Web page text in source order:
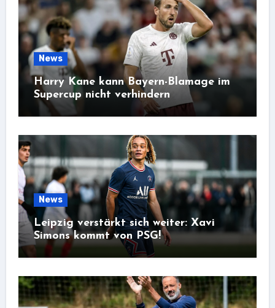
News
Harry Kane kann Bayern-Blamage im
Supercup nicht verhindern
News
Leipzig verstärkt sich weiter: Xavi
Simons kommt von PSG!